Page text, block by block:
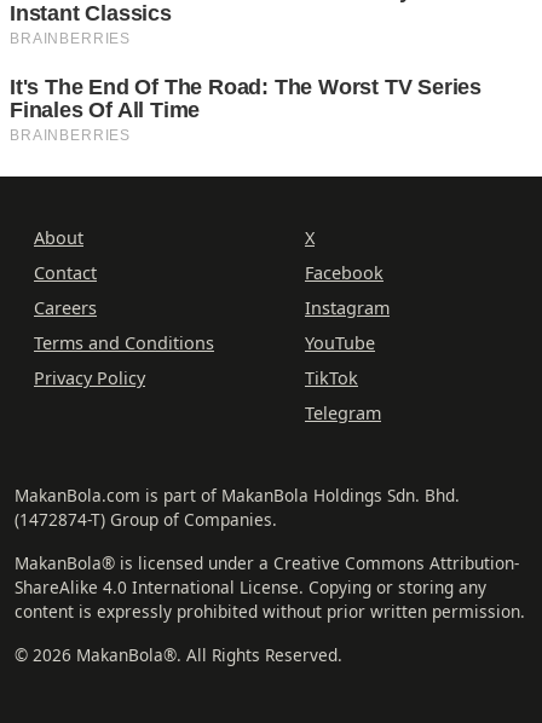
About
Contact
Careers
Terms and Conditions
Privacy Policy
X
Facebook
Instagram
YouTube
TikTok
Telegram
MakanBola.com is part of MakanBola Holdings Sdn. Bhd.
(1472874-T) Group of Companies.
MakanBola® is licensed under a Creative Commons Attribution-
ShareAlike 4.0 International License. Copying or storing any
content is expressly prohibited without prior written permission.
© 2026 MakanBola®. All Rights Reserved.